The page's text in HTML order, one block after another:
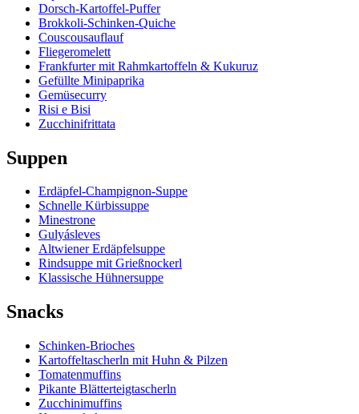
Dorsch-Kartoffel-Puffer
Brokkoli-Schinken-Quiche
Couscousauflauf
Fliegeromelett
Frankfurter mit Rahmkartoffeln & Kukuruz
Gefüllte Minipaprika
Gemüsecurry
Risi e Bisi
Zucchinifrittata
Suppen
Erdäpfel-Champignon-Suppe
Schnelle Kürbissuppe
Minestrone
Gulyásleves
Altwiener Erdäpfelsuppe
Rindsuppe mit Grießnockerl
Klassische Hühnersuppe
Snacks
Schinken-Brioches
Kartoffeltascherln mit Huhn & Pilzen
Tomatenmuffins
Pikante Blätterteigtascherln
Zucchinimuffins